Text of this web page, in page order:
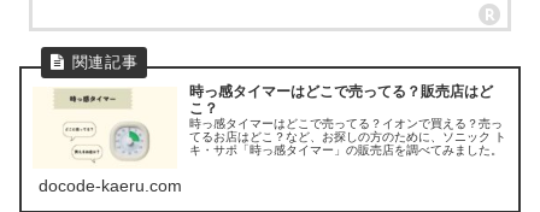
時っ感タイマーはどこで売ってる？販売店はど
こ？
時っ感タイマーはどこで売ってる？イオンで買える？売っ
てるお店はどこ？など、お探しの方のために、ソニック ト
キ・サポ「時っ感タイマー」の販売店を調べてみました。
docode-kaeru.com